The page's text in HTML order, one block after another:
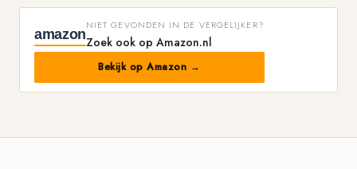
amazon
NIET GEVONDEN IN DE VERGELIJKER?
Zoek ook op Amazon.nl
Bekijk op Amazon →